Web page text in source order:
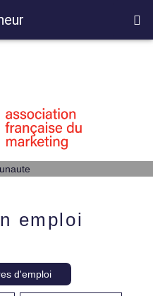
emploi
d'emploi